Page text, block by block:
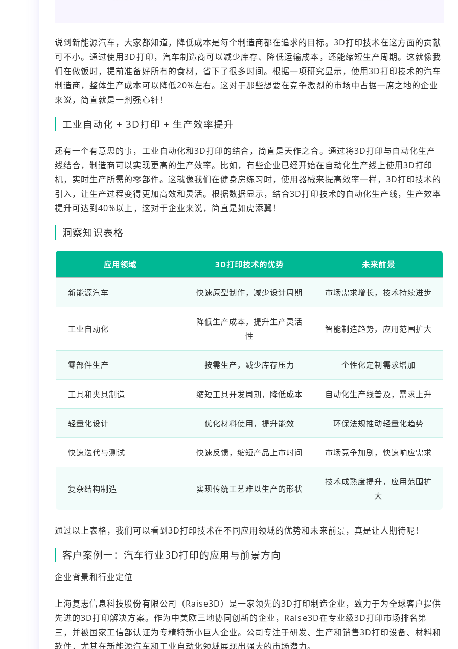
说到新能源汽车，大家都知道，降低成本是每个制造商都在追求的目标。3D打印技术在这方面的贡献
可不小。通过使用3D打印，汽车制造商可以减少库存、降低运输成本，还能缩短生产周期。这就像我
们在做饭时，提前准备好所有的食材，省下了很多时间。根据一项研究显示，使用3D打印技术的汽车
制造商，整体生产成本可以降低20%左右。这对于那些想要在竞争激烈的市场中占据一席之地的企业
来说，简直就是一剂强心针！
工业自动化 + 3D打印 + 生产效率提升
还有一个有意思的事，工业自动化和3D打印的结合，简直是天作之合。通过将3D打印与自动化生产
线结合，制造商可以实现更高的生产效率。比如，有些企业已经开始在自动化生产线上使用3D打印
机，实时生产所需的零部件。这就像我们在健身房练习时，使用器械来提高效率一样，3D打印技术的
引入，让生产过程变得更加高效和灵活。根据数据显示，结合3D打印技术的自动化生产线，生产效率
提升可达到40%以上，这对于企业来说，简直是如虎添翼！
洞察知识表格
应用领域 3D打印技术的优势 未来前景
新能源汽车 快速原型制作，减少设计周期 市场需求增长，技术持续进步
工业自动化
降低生产成本，提升生产灵活
性
智能制造趋势，应用范围扩大
零部件生产 按需生产，减少库存压力 个性化定制需求增加
工具和夹具制造 缩短工具开发周期，降低成本 自动化生产线普及，需求上升
轻量化设计 优化材料使用，提升能效 环保法规推动轻量化趋势
快速迭代与测试 快速反馈，缩短产品上市时间 市场竞争加剧，快速响应需求
复杂结构制造 实现传统工艺难以生产的形状
技术成熟度提升，应用范围扩
大
通过以上表格，我们可以看到3D打印技术在不同应用领域的优势和未来前景，真是让人期待呢！
客户案例一：汽车行业3D打印的应用与前景方向
企业背景和行业定位
上海复志信息科技股份有限公司（Raise3D）是一家领先的3D打印制造企业，致力于为全球客户提供
先进的3D打印解决方案。作为中美欧三地协同创新的企业，Raise3D在专业级3D打印市场排名第
三，并被国家工信部认证为专精特新小巨人企业。公司专注于研发、生产和销售3D打印设备、材料和
软件，尤其在新能源汽车和工业自动化领域展现出强大的市场潜力。